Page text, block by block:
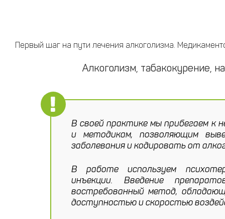
Первый шаг на пути лечения алкоголизма.
Алкоголизм, табакокурение,
В своей практике мы прибегаем к
и методикам, позволяющим
заболевания и кодировать от
В работе используем
инъекции. Введение
востребованный метод,
доступностью и скоростью